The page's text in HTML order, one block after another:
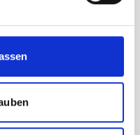
Saum